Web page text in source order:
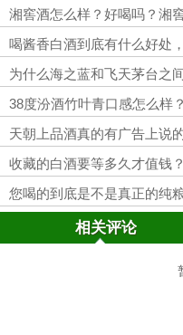
湘窖酒怎么样？好喝吗？湘
喝酱香白酒到底有什么好处
为什么海之蓝和飞天茅台之
38度汾酒竹叶青口感怎么样？
天朝上品酒真的有广告上说
收藏的白酒要等多久才值钱
您喝的到底是不是真正的纯
相关评论